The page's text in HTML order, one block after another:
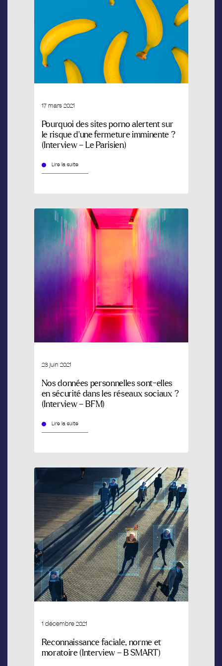
17 mars 2021
Pourquoi des sites porno alertent sur
le risque d’une fermeture imminente ?
(Interview – Le Parisien)
Lire la suite
23 juin 2021
Nos données personnelles sont-elles
en sécurité dans les réseaux sociaux ?
(Interview – BFM)
Lire la suite
1 décembre 2021
Reconnaissance faciale, norme et
moratoire (Interview – B SMART)